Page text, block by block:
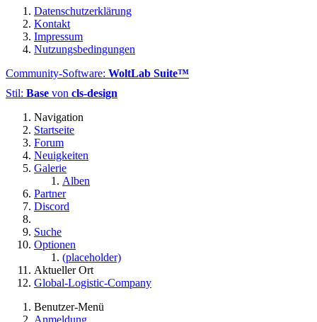
Datenschutzerklärung
Kontakt
Impressum
Nutzungsbedingungen
Community-Software: WoltLab Suite™
Stil: Base von cls-design
Navigation
Startseite
Forum
Neuigkeiten
Galerie
Alben
Partner
Discord
Suche
Optionen
(placeholder)
Aktueller Ort
Global-Logistic-Company
Benutzer-Menü